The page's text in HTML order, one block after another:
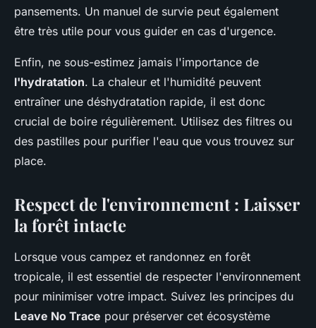
pansements. Un manuel de survie peut également
être très utile pour vous guider en cas d'urgence.
Enfin, ne sous-estimez jamais l'importance de
l'hydratation. La chaleur et l'humidité peuvent
entraîner une déshydratation rapide, il est donc
crucial de boire régulièrement. Utilisez des filtres ou
des pastilles pour purifier l'eau que vous trouvez sur
place.
Respect de l'environnement : Laisser
la forêt intacte
Lorsque vous campez et randonnez en forêt
tropicale, il est essentiel de respecter l'environnement
pour minimiser votre impact. Suivez les principes du
Leave No Trace pour préserver cet écosystème